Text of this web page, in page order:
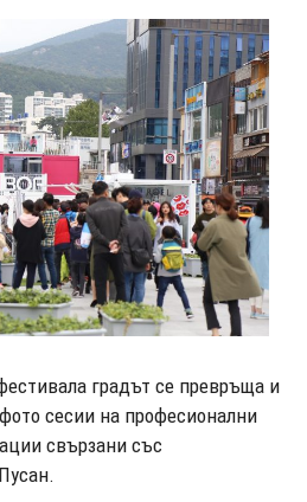
градът се превръща и
сесии на професионални
свързани със